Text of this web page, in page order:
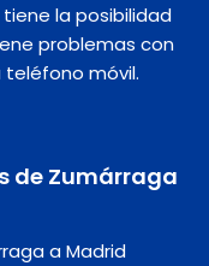
la posibilidad
problemas con
móvil.
de Zumárraga
a Madrid